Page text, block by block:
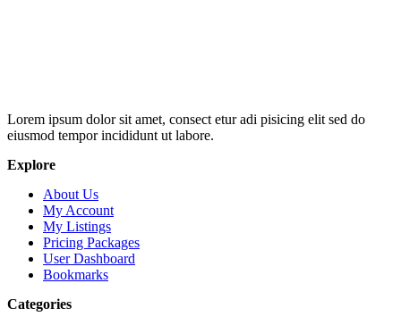
Lorem ipsum dolor sit amet, consect etur adi pisicing elit sed do
eiusmod tempor incididunt ut labore.
Explore
About Us
My Account
My Listings
Pricing Packages
User Dashboard
Bookmarks
Categories